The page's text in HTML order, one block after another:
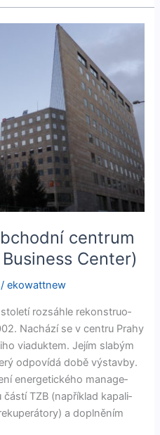
centrum
Center)
ekowattnew
rozsáh­le rekon­struo­
Nachází se v cen­tru Prahy
viaduk­tem. Jejím slabým
odpovídá době výs­tav­by.
ener­get­ick­ého man­age­
TZB (napřík­lad kapali­
a doplněním